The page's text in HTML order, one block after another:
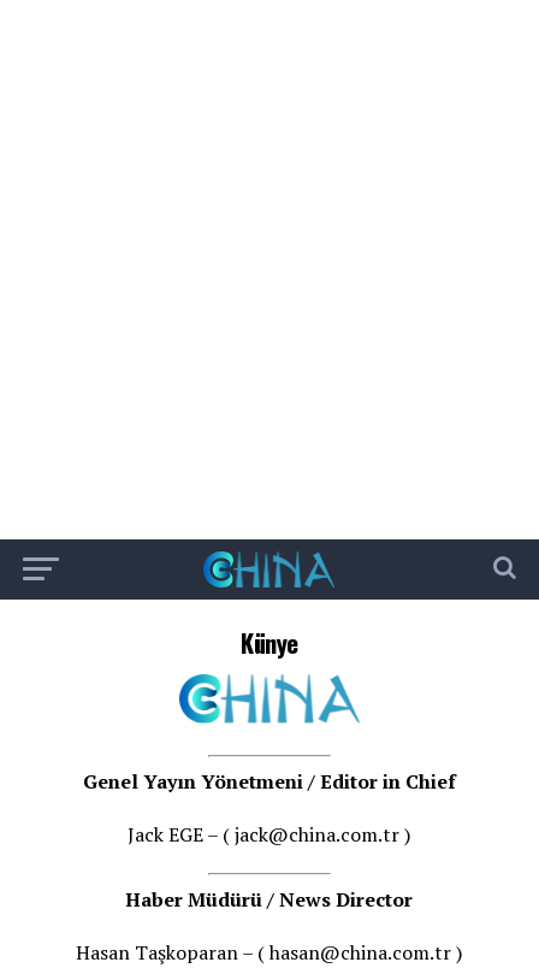
Künye
Genel Yayın Yönetmeni / Editor in Chief
Jack EGE – ( jack@china.com.tr )
Haber Müdürü / News Director
Hasan Taşkoparan – ( hasan@china.com.tr )